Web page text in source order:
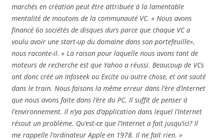
marchés en création peut être attribuée à la lamentable
mentalité de moutons de la communauté VC. « Nous avons
financé 6o sociétés de disques durs parce que chaque VC a
voulu avoir une start-up du domaine dans son portefeuille»,
nous raconte-il. « La raison pour laquelle nous avons tant de
moteurs de recherche est que Yahoo a réussi. Beaucoup de VCs
ont donc créé un Infoseek ou Excite ou autre chose, et ont sauté
dans le train. Nous faisons la même erreur dans l’ère d’Internet
que nous avons faite dans l’ère du PC. Il suffit de penser à
l’environnement. Il n’ya pas d’application dans lequel l’Internet
résout un problème. Qu’est-ce que l’Internet a fait jusqu’ici? Il
me rappelle l’ordinateur Apple en 1978. Il ne fait rien. »